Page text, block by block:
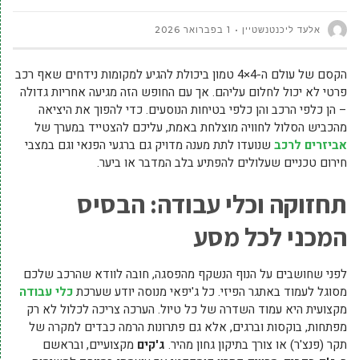
אלעד ליכנטנשטיין 1 בפברואר 2026
הקסם של עולם ה-4×4 טמון ביכולת להגיע למקומות נידחים שאף רכב
פרטי לא יכול לחלום עליהם. אך עם החופש הזה מגיעה אחריות גדולה
– הן כלפי הרכב והן כלפי בטיחות הנוסעים. כדי להפוך את היציאה
מהכביש הסלול לחוויה מוצלחת באמת, עליכם להצטייד במערך של
אביזרים לרכב שנועדו לתת מענה מדויק גם ברגעי הפנאי וגם במצבי
חירום טכניים שעלולים להפתיע בלב המדבר או ביער.
תחזוקה וכלי עבודה: הבסיס
המכני לכל מסע
לפני שחושבים על הנוף הנשקף מהפסגה, חובה לוודא שהרכב שלכם
מסוגל לעמוד באתגר הפיזי. כל ג'יפאי מנוסה יודע שערכתכלי עבודה
מקצועית היא עמוד השדרה של כל טיול. הערכה צריכה לכלול לא רק
מפתחות, בוקסות וברגים, אלא גם פתרונות הרמה כבדים למקרה של
תקר (פנצ'ר) או צורך בתיקון גחון מהיר. ג'קים מקצועיים, ובראשם